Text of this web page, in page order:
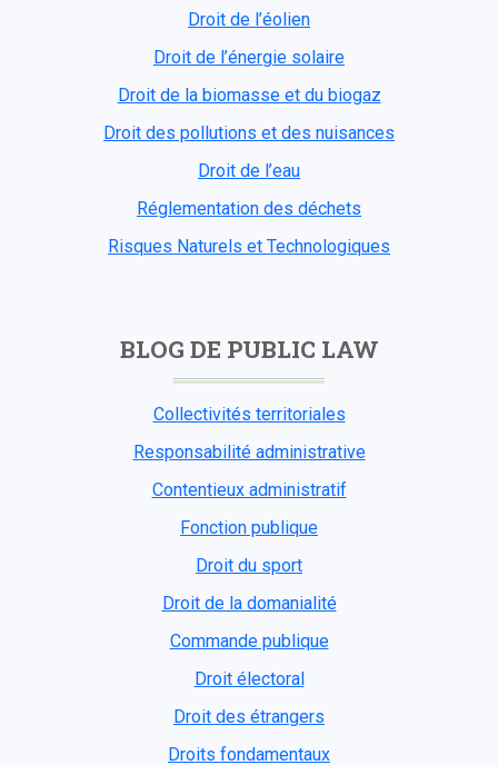
Droit de l’éolien
Droit de l’énergie solaire
Droit de la biomasse et du biogaz
Droit des pollutions et des nuisances
Droit de l’eau
Réglementation des déchets
Risques Naturels et Technologiques
BLOG DE PUBLIC LAW
Collectivités territoriales
Responsabilité administrative
Contentieux administratif
Fonction publique
Droit du sport
Droit de la domanialité
Commande publique
Droit électoral
Droit des étrangers
Droits fondamentaux